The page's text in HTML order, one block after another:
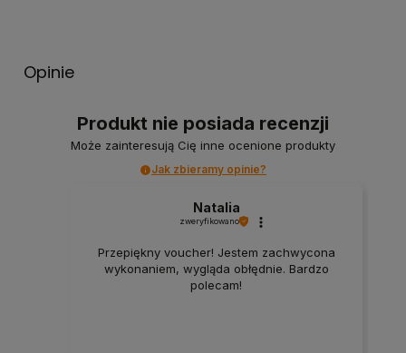
Opinie
Produkt nie posiada recenzji
Może zainteresują Cię inne ocenione produkty
Jak zbieramy opinie?
Natalia
zweryfikowano
Przepiękny voucher! Jestem zachwycona
wykonaniem, wygląda obłędnie. Bardzo
polecam!